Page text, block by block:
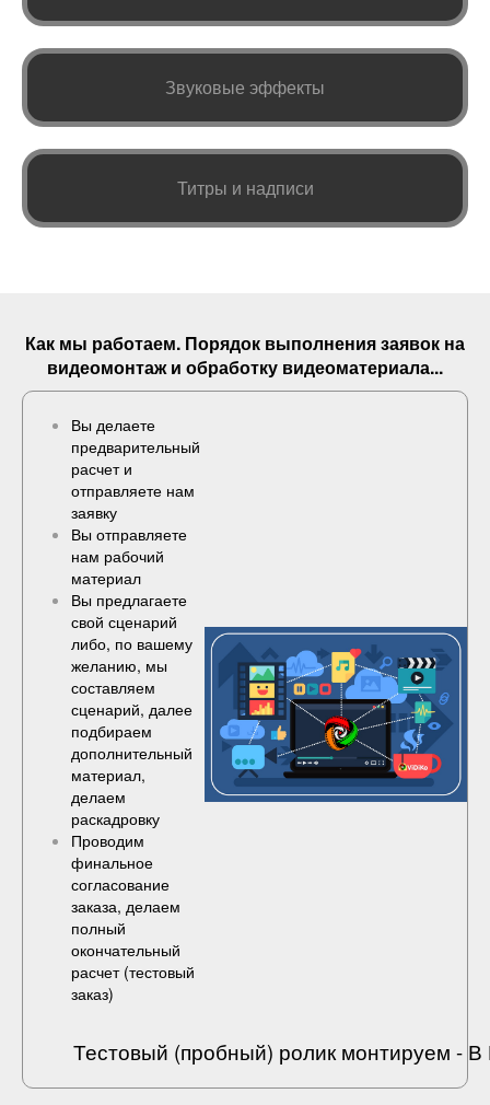
Звуковые эффекты
Титры и надписи
Как мы работаем. Порядок выполнениязаявок на
видеомонтаж и обработку видеоматериала...
Вы делаете
предварительный
расчет и
отправляете нам
заявку
Вы отправляете
нам рабочий
материал
Вы предлагаете
свой сценарий
либо, по вашему
желанию, мы
составляем
сценарий, далее
подбираем
дополнительный
материал,
делаем
раскадровку
Проводим
финальное
согласование
заказа, делаем
полный
окончательный
расчет (тестовый
заказ)
Тестовый (пробный) ролик монтируем -